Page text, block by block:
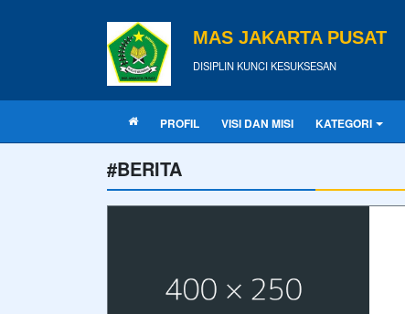
MAS JAKARTA PUSAT
DISIPLIN KUNCI KESUKSESAN
PROFIL VISI DAN MISI KATEGORI
#BERITA